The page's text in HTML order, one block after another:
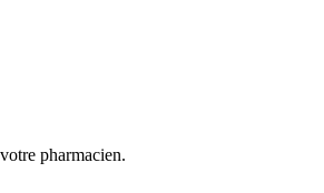
pharmacien.